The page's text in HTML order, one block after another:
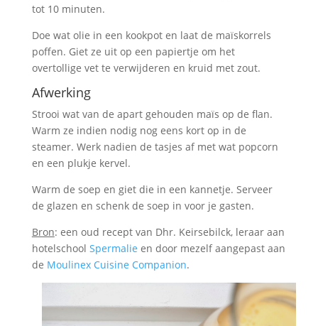
tot 10 minuten.
Doe wat olie in een kookpot en laat de maïskorrels
poffen. Giet ze uit op een papiertje om het
overtollige vet te verwijderen en kruid met zout.
Afwerking
Strooi wat van de apart gehouden maïs op de flan.
Warm ze indien nodig nog eens kort op in de
steamer. Werk nadien de tasjes af met wat popcorn
en een plukje kervel.
Warm de soep en giet die in een kannetje. Serveer
de glazen en schenk de soep in voor je gasten.
Bron: een oud recept van Dhr. Keirsebilck, leraar aan
hotelschool Spermalie en door mezelf aangepast aan
de Moulinex Cuisine Companion.